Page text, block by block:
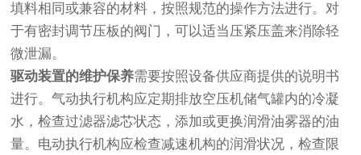
填料相同或兼容的材料，按照规范的操作方法进行。对
于有密封调节压板的阀门，可以适当压紧压盖来消除轻
微泄漏。
驱动装置的维护保养需要按照设备供应商提供的说明书
进行。气动执行机构应定期排放空压机储气罐内的冷凝
水，检查过滤器滤芯状态，添加或更换润滑油雾器的油
量。电动执行机构应检查减速机构的润滑状况，检查限